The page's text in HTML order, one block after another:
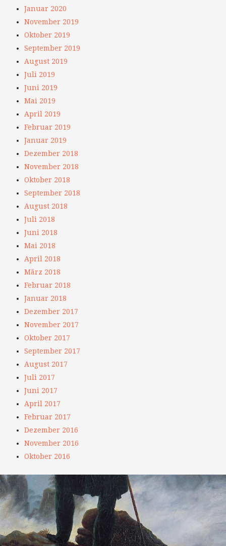
Januar 2020
November 2019
Oktober 2019
September 2019
August 2019
Juli 2019
Juni 2019
Mai 2019
April 2019
Februar 2019
Januar 2019
Dezember 2018
November 2018
Oktober 2018
September 2018
August 2018
Juli 2018
Juni 2018
Mai 2018
April 2018
März 2018
Februar 2018
Januar 2018
Dezember 2017
November 2017
Oktober 2017
September 2017
August 2017
Juli 2017
Juni 2017
April 2017
Februar 2017
Dezember 2016
November 2016
Oktober 2016